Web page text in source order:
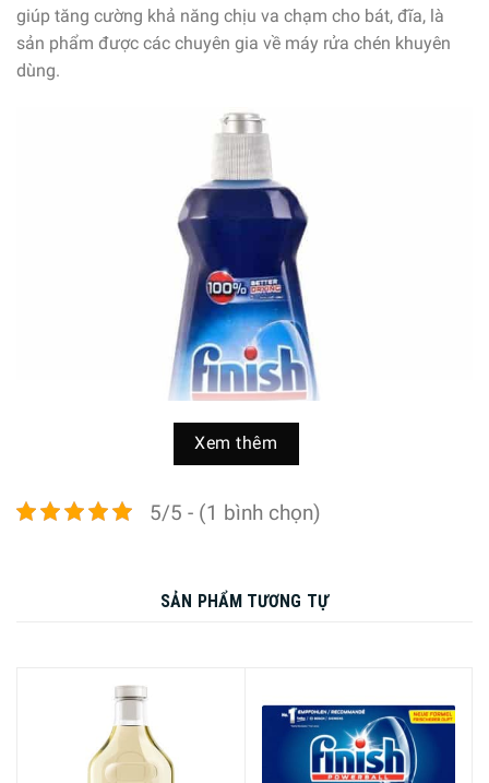
giúp tăng cường khả năng chịu va chạm cho bát, đĩa, là
sản phẩm được các chuyên gia về máy rửa chén khuyên
dùng.
việc bảo vệ bát, đĩa.
Sấy khô tốt hơn 100% so với việc chỉ sử dụng chất tẩy
rửa thông thường
Xem thêm
5/5 - (1 bình chọn)
SẢN PHẨM TƯƠNG TỰ